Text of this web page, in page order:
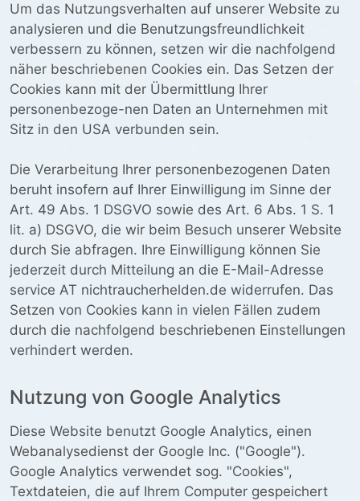
Um das Nutzungsverhalten auf unserer Website zu
analysieren und die Benutzungsfreundlichkeit
verbessern zu können, setzen wir die nachfolgend
näher beschriebenen Cookies ein. Das Setzen der
Cookies kann mit der Übermittlung Ihrer
personenbezoge-nen Daten an Unternehmen mit
Sitz in den USA verbunden sein.
Die Verarbeitung Ihrer personenbezogenen Daten
beruht insofern auf Ihrer Einwilligung im Sinne der
Art. 49 Abs. 1 DSGVO sowie des Art. 6 Abs. 1 S. 1
lit. a) DSGVO, die wir beim Besuch unserer Website
durch Sie abfragen. Ihre Einwilligung können Sie
jederzeit durch Mitteilung an die E-Mail-Adresse
service AT nichtraucherhelden.de widerrufen. Das
Setzen von Cookies kann in vielen Fällen zudem
durch die nachfolgend beschriebenen Einstellungen
verhindert werden.
Nutzung von Google Analytics
Diese Website benutzt Google Analytics, einen
Webanalysedienst der Google Inc. ("Google").
Google Analytics verwendet sog. "Cookies",
Textdateien, die auf Ihrem Computer gespeichert